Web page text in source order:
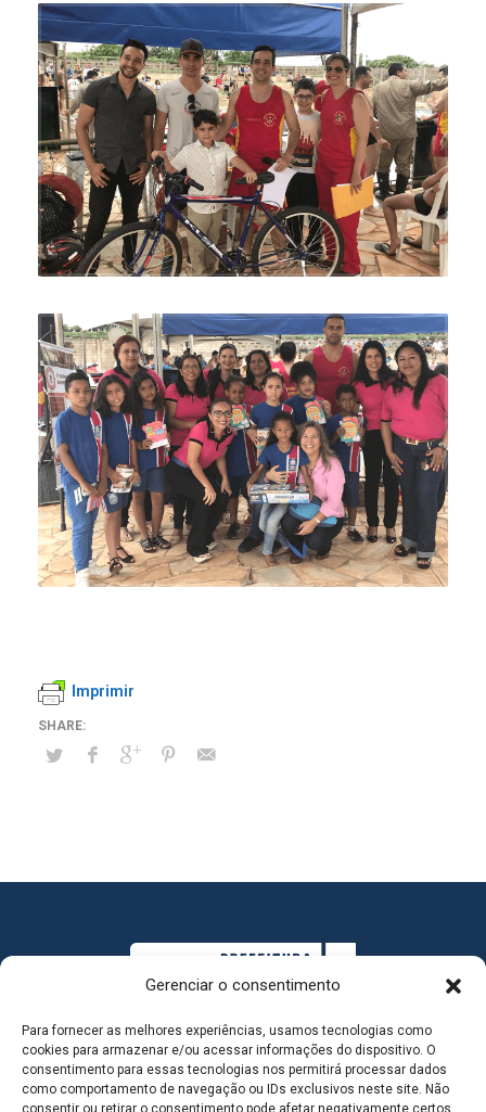
Gerenciar o consentimento
Para fornecer as melhores experiências, usamos tecnologias como
cookies para armazenar e/ou acessar informações do dispositivo. O
consentimento para essas tecnologias nos permitirá processar dados
como comportamento de navegação ou IDs exclusivos neste site. Não
consentir ou retirar o consentimento pode afetar negativamente certos
Imprimir